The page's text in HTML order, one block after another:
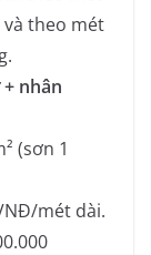
và theo mét
nhân
(sơn 1
mét dài.